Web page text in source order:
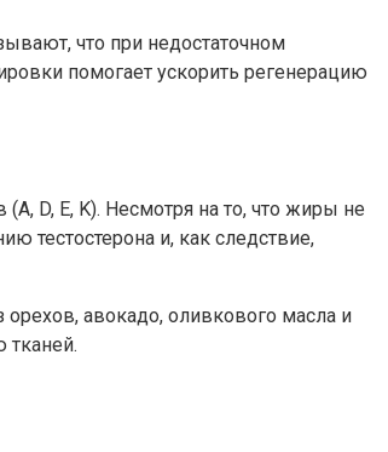
что при недостаточном
помогает ускорить регенерацию
D, E, K). Несмотря на то, что жиры не
тестостерона и, как следствие,
авокадо, оливкового масла и